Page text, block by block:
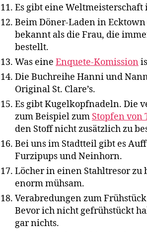
Es gibt eine Weltmeisterschaft
Beim Döner-Laden in
bekannt als die Frau, die
bestellt.
Was eine Enquete-Komission
Die Buchreihe Hanni und
Original St. Clare’s.
Es gibt Kugelkopfnadeln. Die
zum Beispiel zum Stopfen von
den Stoff nicht zusätzlich zu
Bei uns im Stadtteil gibt es
Furzipups und Neinhorn.
Löcher in einen Stahltresor zu
enorm mühsam.
Verabredungen zum
Bevor ich nicht gefrühstückt
gar nichts.